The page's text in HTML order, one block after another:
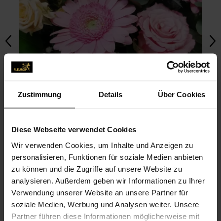
Zustimmung Details Über Cookies
Diese Webseite verwendet Cookies
Wir verwenden Cookies, um Inhalte und Anzeigen zu
personalisieren, Funktionen für soziale Medien anbieten
zu können und die Zugriffe auf unsere Website zu
analysieren. Außerdem geben wir Informationen zu Ihrer
Verwendung unserer Website an unsere Partner für
soziale Medien, Werbung und Analysen weiter. Unsere
Partner führen diese Informationen möglicherweise mit
FOTO HOCHLADEN
BILDER UNSERER COMMUNITY